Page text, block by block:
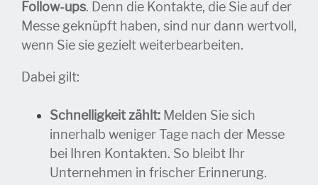
Follow-ups. Denn die Kontakte, die Sie auf der
Messe geknüpft haben, sind nur dann wertvoll,
wenn Sie sie gezielt weiterbearbeiten.
Dabei gilt:
Schnelligkeit zählt: Melden Sie sich
innerhalb weniger Tage nach der Messe
bei Ihren Kontakten. So bleibt Ihr
Unternehmen in frischer Erinnerung.